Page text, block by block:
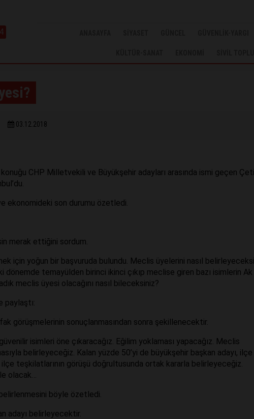
03.12.2018
CHP Milletvekili ve Büyükşehir adayları arasında ismi geçen
ekonomideki son durumu özetledi.
merak ettiğini sordum.
için yoğun bir başvuruda bulundu. Meclis üyelerini nasıl
temayülden birinci ikinci çıkıp meclise giren bazı isimlerin Ak
meclis üyesi olacağını nasıl bileceksiniz?
paylaştı:
görüşmelerinin sonuçlanmasından sonra şekillenecektir.
isimleri öne çıkaracağız. Eğilim yoklaması yapacağız. Meclis
belirleyeceğiz. Kalan yüzde 50’yi de büyükşehir başkan adayı, ilçe
teşkilatlarının görüşü doğrultusunda ortak kararla belirleyeceğiz.
olacak…
böyle özetledi.
adayı belirleyecektir.